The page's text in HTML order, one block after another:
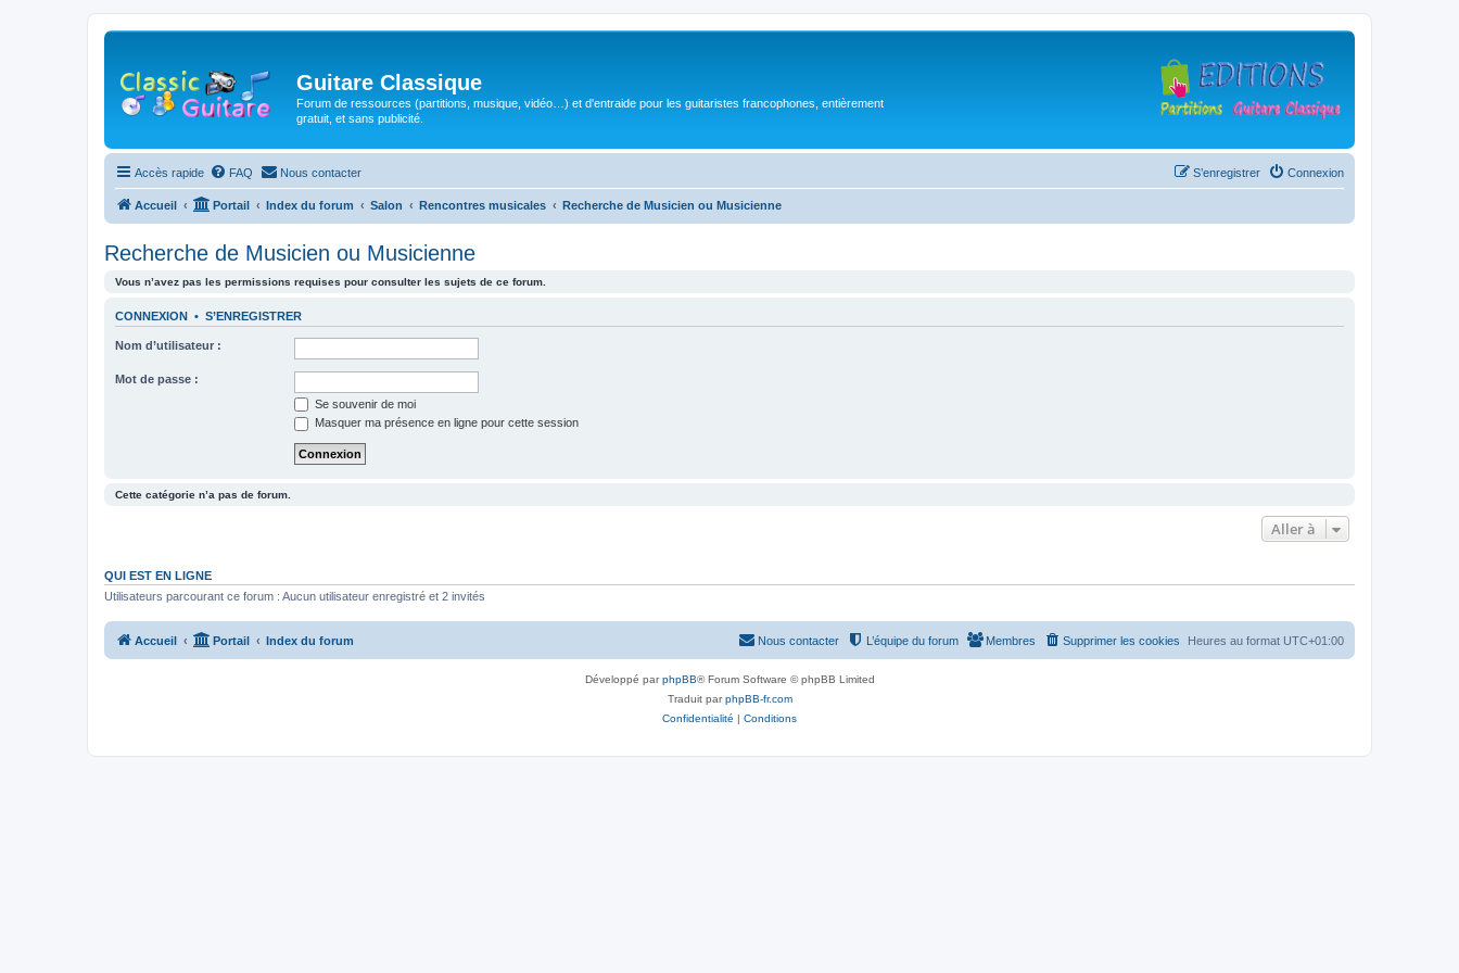
Guitare Classique
Forum de ressources (partitions, musique, vidéo…) et d'entraide pour les guitaristes francophones, entièrement
gratuit, et sans publicité.
Accès rapide FAQ Nous contacter Connexion
S’enregistrer
Accueil Portail Index du forum Salon Rencontres musicales Recherche de Musicien ou Musicienne
Recherche de Musicien ou Musicienne
Vous n’avez pas les permissions requises pour consulter les sujets de ce forum.
CONNEXION • S’ENREGISTRER
Nom d’utilisateur :
Mot de passe :
Se souvenir de moi
Masquer ma présence en ligne pour cette session
Cette catégorie n’a pas de forum.
Aller à
QUI EST EN LIGNE
Utilisateurs parcourant ce forum : Aucun utilisateur enregistré et 2 invités
Accueil Portail Index du forum Heures au format UTC+01:00
Supprimer les cookies
Membres
L’équipe du forum
Nous contacter
Développé parphpBB® Forum Software © phpBB Limited
Traduit parphpBB-fr.com
Confidentialité | Conditions